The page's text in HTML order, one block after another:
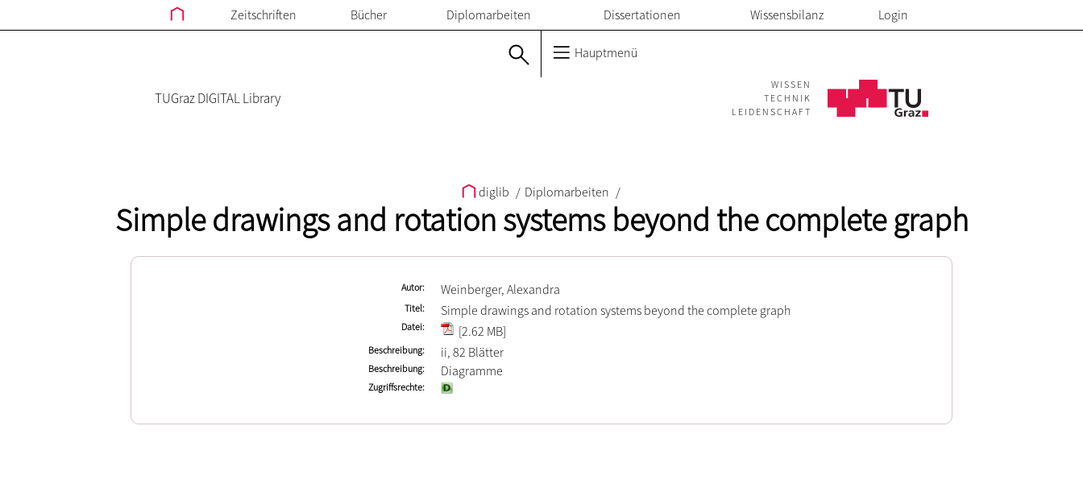
Zeitschriften Bücher Diplomarbeiten Dissertationen Wissensbilanz Login
Hauptmenü
TUGraz DIGITAL Library
WISSEN
TECHNIK
LEIDENSCHAFT
diglib / Diplomarbeiten /
Simple drawings and rotation systems beyond the complete graph
Autor Weinberger, Alexandra
Titel Simple drawings and rotation systems beyond the complete graph
Datei [2.62 MB]
Beschreibung ii, 82 Blätter
Beschreibung Diagramme
Zugriffsrechte